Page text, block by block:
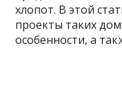
хлопот. В этой
проекты таких
особенности, а